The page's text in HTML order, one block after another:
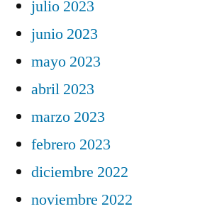
julio 2023
junio 2023
mayo 2023
abril 2023
marzo 2023
febrero 2023
diciembre 2022
noviembre 2022